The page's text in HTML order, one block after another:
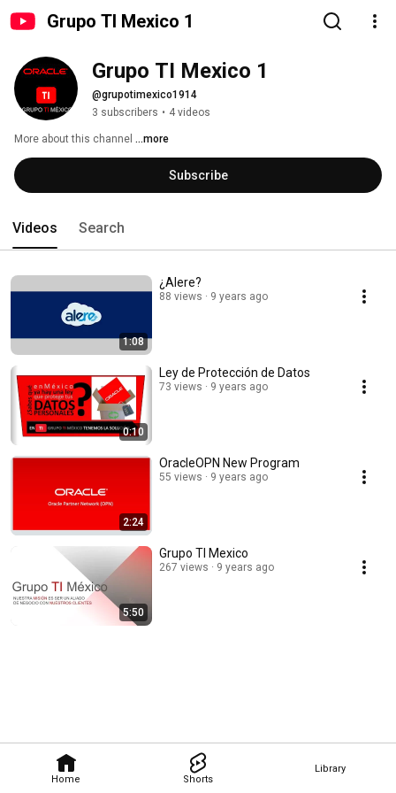
Grupo TI Mexico 1
Home Shorts
Library
Grupo TI Mexico 1
@grupotimexico1914
3 subscribers • 4 videos
More about this channel ...more
Subscribe
Videos Search
1:08
¿Alere?
88 views 9 years ago
0:10
Ley de Protección de Datos
73 views 9 years ago
2:24
OracleOPN New Program
55 views 9 years ago
5:50
Grupo TI Mexico
267 views 9 years ago